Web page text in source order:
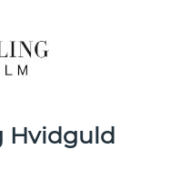
Hvidguld